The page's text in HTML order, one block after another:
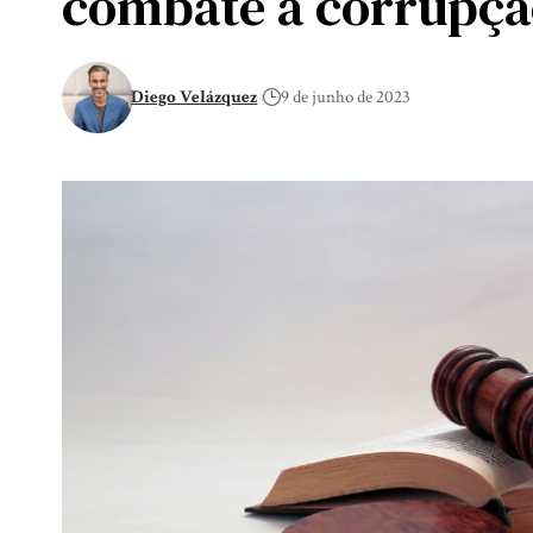
Diego Velázquez 9 de junho de 2023